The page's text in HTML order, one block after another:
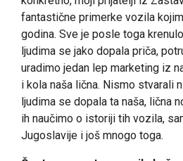
fantastične primerke vozila
godina. Sve je posle toga
ljudima se jako dopala priča,
uradimo jedan lep marketing iz
i kola naša lična. Nismo stvarali
ljudima se dopala ta naša, lična
ih naučimo o istoriji tih vozila,
Jugoslavije i još mnogo toga.